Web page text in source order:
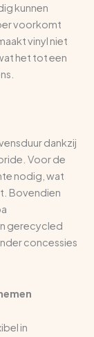
kunnen
voorkomt
vinyl niet
het tot een
dankzij
Voor de
nodig, wat
Bovendien
gerecycled
concessies
in